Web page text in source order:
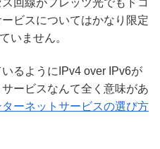
回線がフレッツ光でもドコ
ビスについてはかなり限定
いません。
るようにIPv4 over IPv6が
ービスなんて全く意味があ
ターネットサービスの選び方